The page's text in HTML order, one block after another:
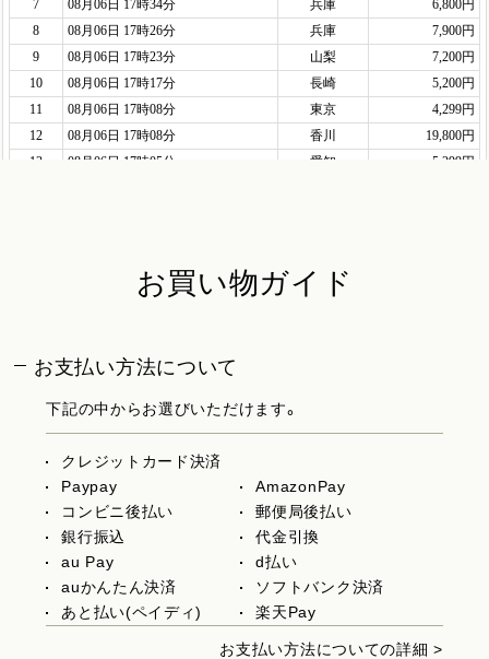
お買い物ガイド
お支払い方法について
下記の中からお選びいただけます。
クレジットカード決済
Paypay
AmazonPay
コンビニ後払い
郵便局後払い
銀行振込
代金引換
au Pay
d払い
auかんたん決済
ソフトバンク決済
あと払い(ペイディ)
楽天Pay
お支払い方法についての詳細 >